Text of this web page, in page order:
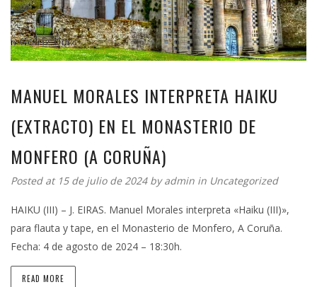
MANUEL MORALES INTERPRETA HAIKU
(EXTRACTO) EN EL MONASTERIO DE
MONFERO (A CORUÑA)
Posted at 15 de julio de 2024 byadmin in Uncategorized
HAIKU (III) – J. EIRAS. Manuel Morales interpreta «Haiku (III)»,
para flauta y tape, en el Monasterio de Monfero, A Coruña.
Fecha: 4 de agosto de 2024 – 18:30h.
READ MORE